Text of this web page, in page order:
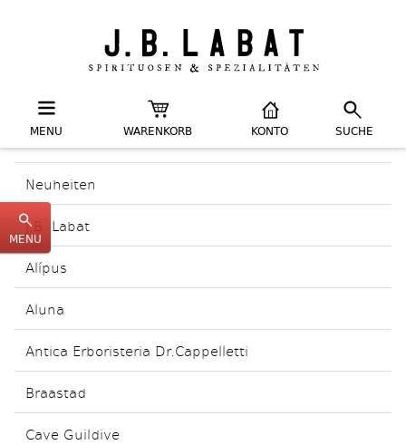
MENU WARENKORB KONTO SUCHE
Neuheiten
J.B. Labat
Alípus
Aluna
Antica Erboristeria Dr.Cappelletti
Braastad
Cave Guildive
MENU